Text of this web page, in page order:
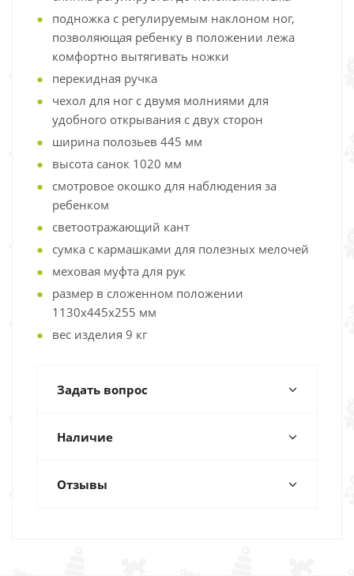
подножка с регулируемым наклоном ног,
позволяющая ребенку в положении лежа
комфортно вытягивать ножки
перекидная ручка
чехол для ног с двумя молниями для
удобного открывания с двух сторон
ширина полозьев 445 мм
высота санок 1020 мм
смотровое окошко для наблюдения за
ребенком
светоотражающий кант
сумка с кармашками для полезных мелочей
меховая муфта для рук
размер в сложенном положении
1130х445х255 мм
вес изделия 9 кг
Задать вопрос
Наличие
Отзывы